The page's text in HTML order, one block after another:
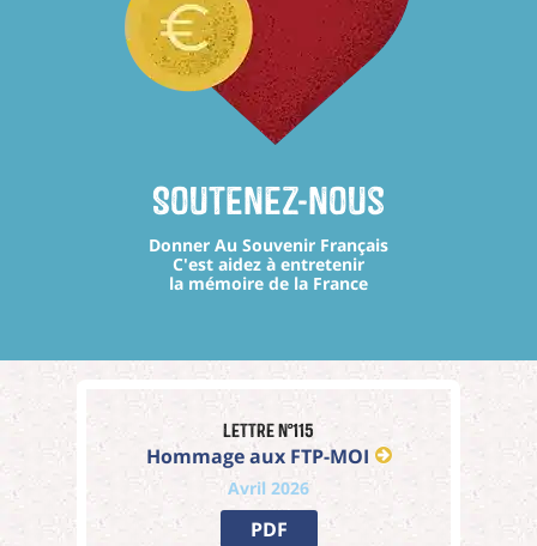
Soutenez-nous
Donner Au Souvenir Français
C'est aidez à entretenir
la mémoire de la France
Lettre n°115
Hommage aux FTP-MOI
Avril 2026
PDF